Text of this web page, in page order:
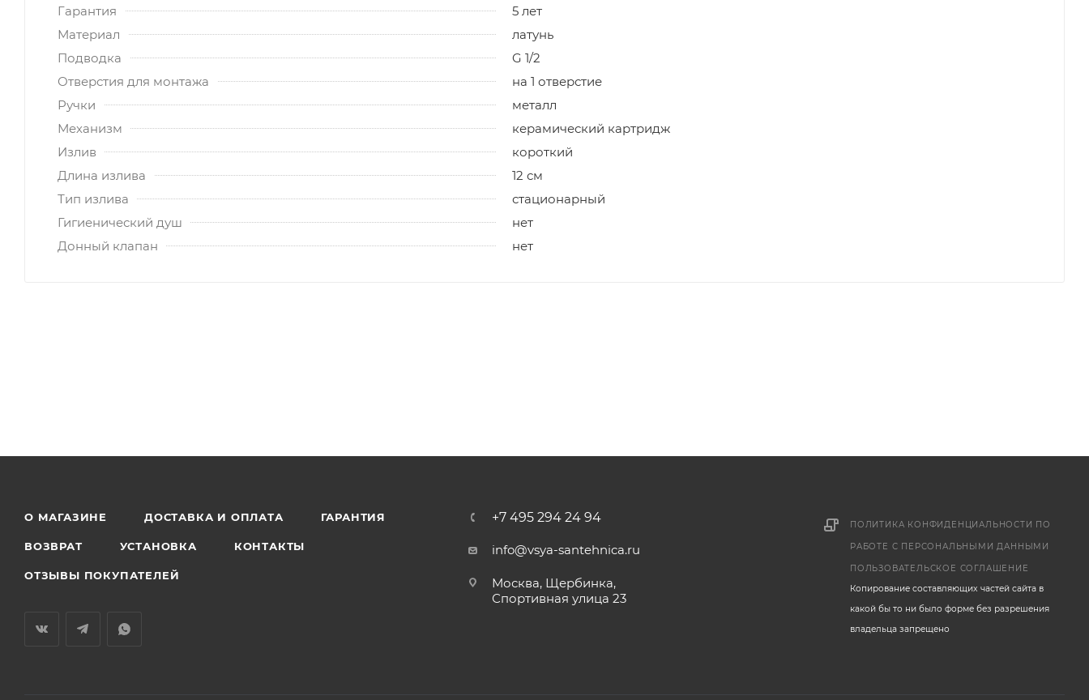
Гарантия
5 лет
Материал
латунь
Подводка
G 1/2
Отверстия для монтажа
на 1 отверстие
Ручки
металл
Механизм
керамический картридж
Излив
короткий
Длина излива
12 см
Тип излива
стационарный
Гигиенический душ
нет
Донный клапан
нет
О МАГАЗИНЕ ДОСТАВКА И ОПЛАТА ГАРАНТИЯ
ВОЗВРАТ УСТАНОВКА КОНТАКТЫ
ОТЗЫВЫ ПОКУПАТЕЛЕЙ
+7 495 294 24 94
info@vsya-santehnica.ru
Москва, Щербинка,
Спортивная улица 23
ПОЛИТИКА КОНФИДЕНЦИАЛЬНОСТИ ПО
РАБОТЕ С ПЕРСОНАЛЬНЫМИ ДАННЫМИ
ПОЛЬЗОВАТЕЛЬСКОЕ СОГЛАШЕНИЕ
Копирование составляющих частей сайта в
какой бы то ни было форме без разрешения
владельца запрещено